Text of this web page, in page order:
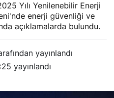
Yılı Yenilenebilir Enerji
enerji güvenliği ve
açıklamalarda bulundu.
yayınlandı
yayınlandı